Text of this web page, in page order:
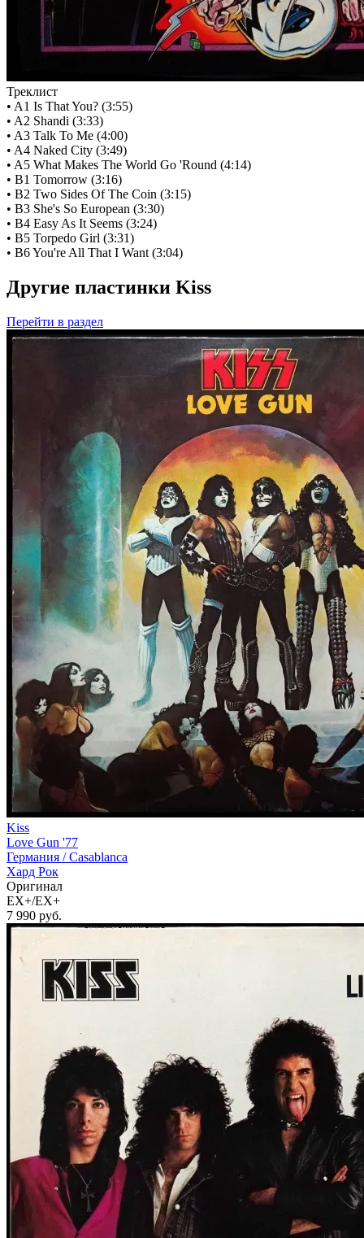
Треклист
• A1 Is That You? (3:55)
• A2 Shandi (3:33)
• A3 Talk To Me (4:00)
• A4 Naked City (3:49)
• A5 What Makes The World Go 'Round (4:14)
• B1 Tomorrow (3:16)
• B2 Two Sides Of The Coin (3:15)
• B3 She's So European (3:30)
• B4 Easy As It Seems (3:24)
• B5 Torpedo Girl (3:31)
• B6 You're All That I Want (3:04)
Другие пластинки Kiss
Перейти в раздел
Kiss
Love Gun '77
Германия /Casablanca
Хард Рок
Оригинал
EX+/EX+
7 990 руб.